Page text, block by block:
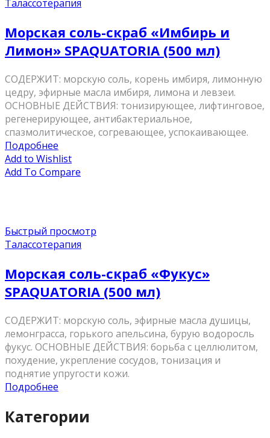
Талассотерапия
Морская соль-скраб «Имбирь и
Лимон» SPAQUATORIA (500 мл)
СОДЕРЖИТ: морскую соль, корень имбиря, лимонную
цедру, эфирные масла имбиря, лимона и левзеи.
ОСНОВНЫЕ ДЕЙСТВИЯ: тонизирующее, лифтинговое,
регенерирующее, антибактериальное,
спазмолитическое, согревающее, успокаивающее.
Подробнее
Add to Wishlist
Add To Compare
Быстрый просмотр
Талассотерапия
Морская соль-скраб «Фукус»
SPAQUATORIA (500 мл)
СОДЕРЖИТ: морскую соль, эфирные масла душицы,
лемонграсса, горького апельсина, бурую водоросль
фукус. ОСНОВНЫЕ ДЕЙСТВИЯ: борьба с целлюлитом,
похудение, укрепление сосудов, тонизация и
поднятие упругости кожи.
Подробнее
Категории